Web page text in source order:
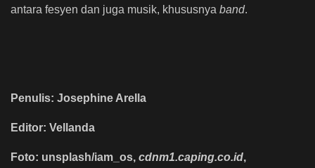
antara fesyen dan juga musik, khususnya band.
Penulis: Josephine Arella
Editor: Vellanda
Foto: unsplash/iam_os, cdnm1.caping.co.id,